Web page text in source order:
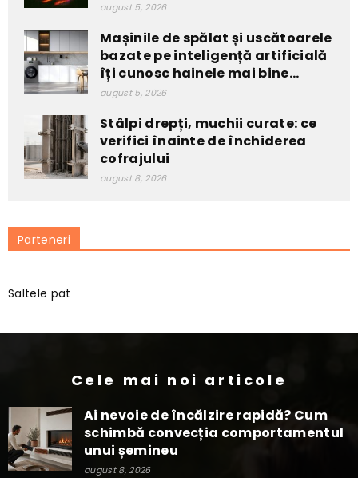
august 5, 2026
Mașinile de spălat și uscătoarele
bazate pe inteligență artificială
îți cunosc hainele mai bine...
august 5, 2026
Stâlpi drepți, muchii curate: ce
verifici înainte de închiderea
cofrajului
august 8, 2026
Parteneri
Saltele pat
Cele mai noi articole
Ai nevoie de încălzire rapidă? Cum
schimbă convecția comportamentul
unui șemineu
august 8, 2026